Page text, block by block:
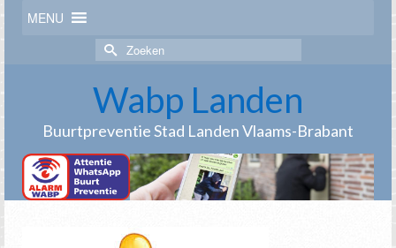
MENU
Zoek
naar:
Wabp Landen
Buurtpreventie Stad Landen Vlaams-Brabant